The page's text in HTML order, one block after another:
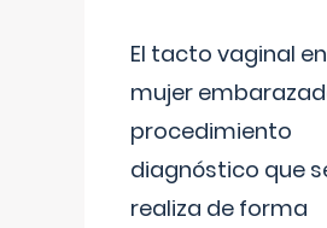
El tacto vaginal
mujer
procedimiento
diagnóstico que
realiza de forma